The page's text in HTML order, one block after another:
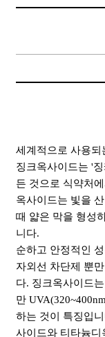
세계적으로 사용되
징크옥사이드는 '
든 것으로 식약처
옥사이드는 빛을
때 얇은 막을 형성
니다.
순하고 안정적인
자외선 차단제 뿐
다. 징크옥사이드
만
하는 것이 특징입
사이드와 티타늄